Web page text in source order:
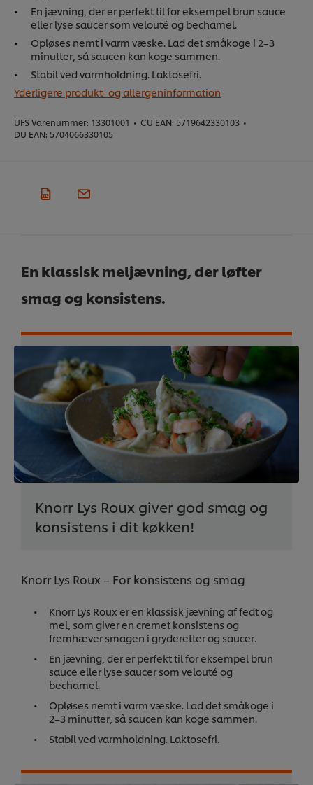
En jævning, der er perfekt til for eksempel brun sauce
eller lyse saucer som velouté og bechamel.
Opløses nemt i varm væske. Lad det småkoge i 2–3
minutter, så saucen kan koge sammen.
Stabil ved varmholdning. Laktosefri.
Yderligere produkt- og allergeninformation
UFS Varenummer: 13301001 • CU EAN: 5719642330103 •
DU EAN: 5704066330105
En klassisk meljævning, der løfter
smag og konsistens.
Knorr Lys Roux giver god smag og
konsistens i dit køkken!
Knorr Lys Roux – For konsistens og smag
Knorr Lys Roux er en klassisk jævning af fedt og
mel, som giver en cremet konsistens og
fremhæver smagen i gryderetter og saucer.
En jævning, der er perfekt til for eksempel brun
sauce eller lyse saucer som velouté og
bechamel.
Opløses nemt i varm væske. Lad det småkoge i
2–3 minutter, så saucen kan koge sammen.
Stabil ved varmholdning. Laktosefri.